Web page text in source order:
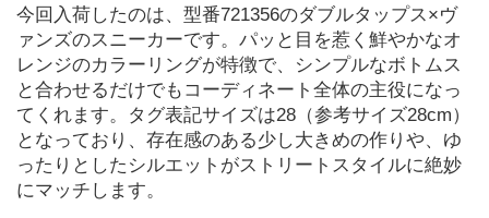
今回入荷したのは、型番721356のダブルタップス×ヴ
ァンズのスニーカーです。パッと目を惹く鮮やかなオ
レンジのカラーリングが特徴で、シンプルなボトムス
と合わせるだけでもコーディネート全体の主役になっ
てくれます。タグ表記サイズは28（参考サイズ28cm）
となっており、存在感のある少し大きめの作りや、ゆ
ったりとしたシルエットがストリートスタイルに絶妙
にマッチします。